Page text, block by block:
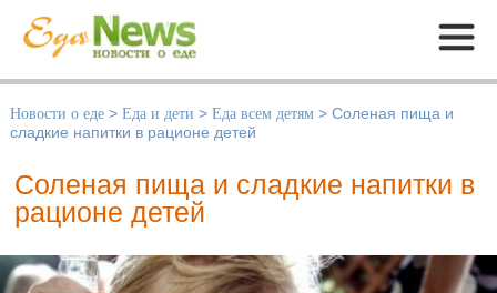
Меню
Новости о еде > Еда и дети > Еда всем детям > Соленая пища и
сладкие напитки в рационе детей
Соленая пища и сладкие напитки в
рационе детей